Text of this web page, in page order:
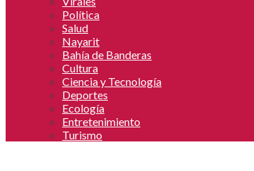
Política
Salud
Nayarit
Bahía de Banderas
Cultura
Ciencia y Tecnología
Deportes
Ecología
Entretenimiento
Turismo